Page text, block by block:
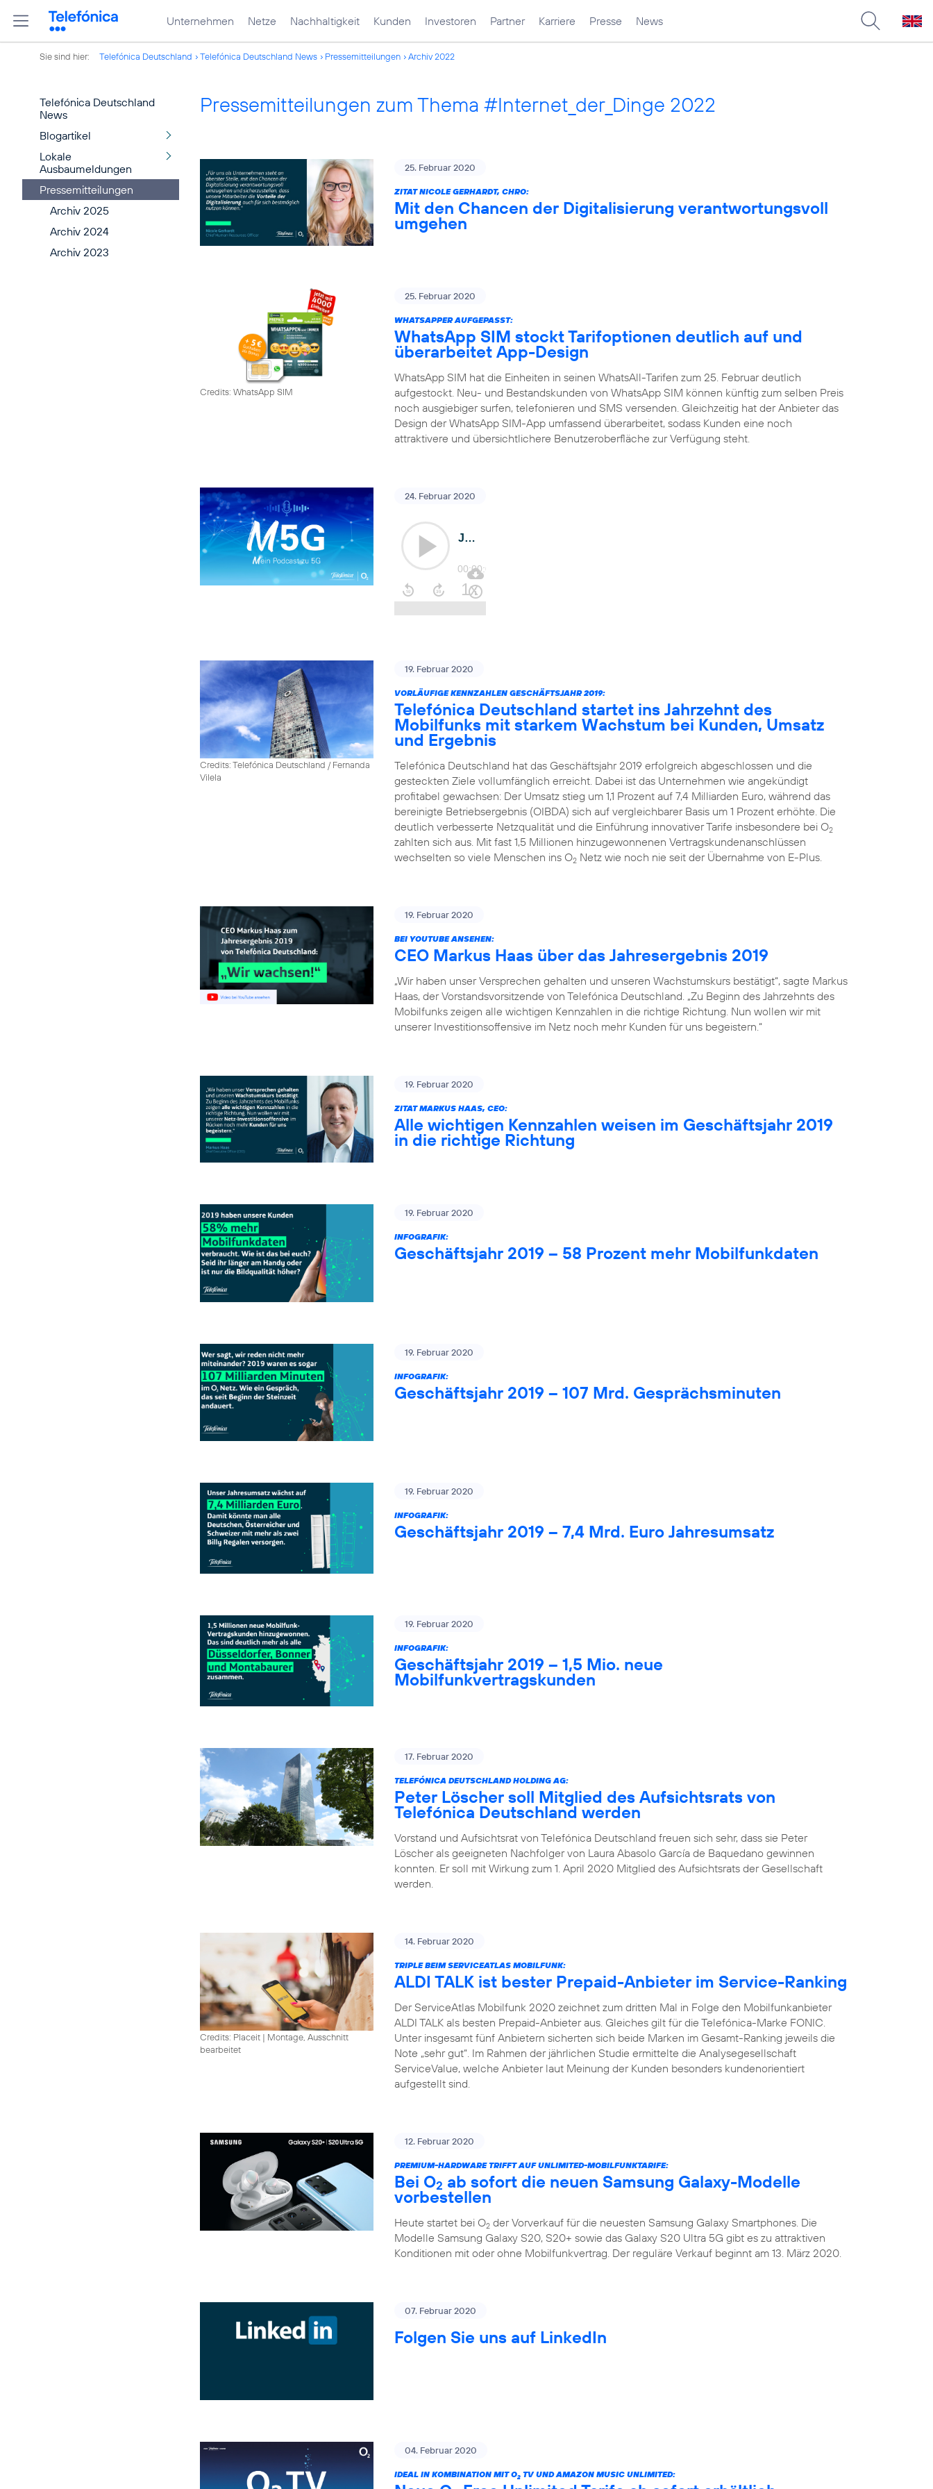
Unternehmen Netze Nachhaltigkeit Kunden Investoren Partner Karriere Presse News
Sie sind hier: Telefónica Deutschland Telefónica Deutschland News Pressemitteilungen Archiv 2022
Telefónica Deutschland
News
Blogartikel
Lokale
Ausbaumeldungen
Pressemitteilungen
Archiv 2025
Archiv 2024
Archiv 2023
Pressemitteilungen zum Thema #Internet_der_Dinge 2022
25. Februar 2020
ZITAT NICOLE GERHARDT, CHRO:
Mit den Chancen der Digitalisierung verantwortungsvoll
umgehen
Credits: WhatsApp SIM
25. Februar 2020
WHATSAPPER AUFGEPASST:
WhatsApp SIM stockt Tarifoptionen deutlich auf und
überarbeitet App-Design
WhatsApp SIM hat die Einheiten in seinen WhatsAll-Tarifen zum 25. Februar deutlich
aufgestockt. Neu- und Bestandskunden von WhatsApp SIM können künftig zum selben Preis
noch ausgiebiger surfen, telefonieren und SMS versenden. Gleichzeitig hat der Anbieter das
Design der WhatsApp SIM-App umfassend überarbeitet, sodass Kunden eine noch
attraktivere und übersichtlichere Benutzeroberfläche zur Verfügung steht.
24. Februar 2020
Credits: Telefónica Deutschland / Fernanda
Vilela
19. Februar 2020
VORLÄUFIGE KENNZAHLEN GESCHÄFTSJAHR 2019:
Telefónica Deutschland startet ins Jahrzehnt des
Mobilfunks mit starkem Wachstum bei Kunden, Umsatz
und Ergebnis
Telefónica Deutschland hat das Geschäftsjahr 2019 erfolgreich abgeschlossen und die
gesteckten Ziele vollumfänglich erreicht. Dabei ist das Unternehmen wie angekündigt
profitabel gewachsen: Der Umsatz stieg um 1,1 Prozent auf 7,4 Milliarden Euro, während das
bereinigte Betriebsergebnis (OIBDA) sich auf vergleichbarer Basis um 1 Prozent erhöhte. Die
deutlich verbesserte Netzqualität und die Einführung innovativer Tarife insbesondere bei O2
zahlten sich aus. Mit fast 1,5 Millionen hinzugewonnenen Vertragskundenanschlüssen
wechselten so viele Menschen ins O2 Netz wie noch nie seit der Übernahme von E-Plus.
19. Februar 2020
BEI YOUTUBE ANSEHEN:
CEO Markus Haas über das Jahresergebnis 2019
„Wir haben unser Versprechen gehalten und unseren Wachstumskurs bestätigt“, sagte Markus
Haas, der Vorstandsvorsitzende von Telefónica Deutschland. „Zu Beginn des Jahrzehnts des
Mobilfunks zeigen alle wichtigen Kennzahlen in die richtige Richtung. Nun wollen wir mit
unserer Investitionsoffensive im Netz noch mehr Kunden für uns begeistern.“
19. Februar 2020
ZITAT MARKUS HAAS, CEO:
Alle wichtigen Kennzahlen weisen im Geschäftsjahr 2019
in die richtige Richtung
19. Februar 2020
INFOGRAFIK:
Geschäftsjahr 2019 – 58 Prozent mehr Mobilfunkdaten
19. Februar 2020
INFOGRAFIK:
Geschäftsjahr 2019 – 107 Mrd. Gesprächsminuten
19. Februar 2020
INFOGRAFIK:
Geschäftsjahr 2019 – 7,4 Mrd. Euro Jahresumsatz
19. Februar 2020
INFOGRAFIK:
Geschäftsjahr 2019 – 1,5 Mio. neue
Mobilfunkvertragskunden
17. Februar 2020
TELEFÓNICA DEUTSCHLAND HOLDING AG:
Peter Löscher soll Mitglied des Aufsichtsrats von
Telefónica Deutschland werden
Vorstand und Aufsichtsrat von Telefónica Deutschland freuen sich sehr, dass sie Peter
Löscher als geeigneten Nachfolger von Laura Abasolo García de Baquedano gewinnen
konnten. Er soll mit Wirkung zum 1. April 2020 Mitglied des Aufsichtsrats der Gesellschaft
werden.
Credits: Placeit | Montage, Ausschnitt
bearbeitet
14. Februar 2020
TRIPLE BEIM SERVICEATLAS MOBILFUNK:
ALDI TALK ist bester Prepaid-Anbieter im Service-Ranking
Der ServiceAtlas Mobilfunk 2020 zeichnet zum dritten Mal in Folge den Mobilfunkanbieter
ALDI TALK als besten Prepaid-Anbieter aus. Gleiches gilt für die Telefónica-Marke FONIC.
Unter insgesamt fünf Anbietern sicherten sich beide Marken im Gesamt-Ranking jeweils die
Note „sehr gut“. Im Rahmen der jährlichen Studie ermittelte die Analysegesellschaft
ServiceValue, welche Anbieter laut Meinung der Kunden besonders kundenorientiert
aufgestellt sind.
12. Februar 2020
PREMIUM-HARDWARE TRIFFT AUF UNLIMITED-MOBILFUNKTARIFE:
Bei O2 ab sofort die neuen Samsung Galaxy-Modelle
vorbestellen
Heute startet bei O2 der Vorverkauf für die neuesten Samsung Galaxy Smartphones. Die
Modelle Samsung Galaxy S20, S20+ sowie das Galaxy S20 Ultra 5G gibt es zu attraktiven
Konditionen mit oder ohne Mobilfunkvertrag. Der reguläre Verkauf beginnt am 13. März 2020.
07. Februar 2020
Folgen Sie uns auf LinkedIn
04. Februar 2020
IDEAL IN KOMBINATION MIT O2 TV UND AMAZON MUSIC UNLIMITED: